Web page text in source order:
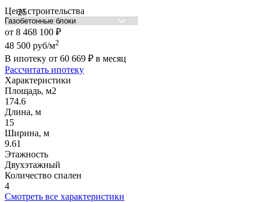
Цена строительства
от 8 468 100 ₽
48 500 руб/м2
В ипотеку от 60 669 ₽ в месяц
Рассчитать ипотеку
Характеристики
Площадь, м2
174.6
Длина, м
15
Ширина, м
9.61
Этажность
Двухэтажный
Количество спален
4
Смотреть все характеристики